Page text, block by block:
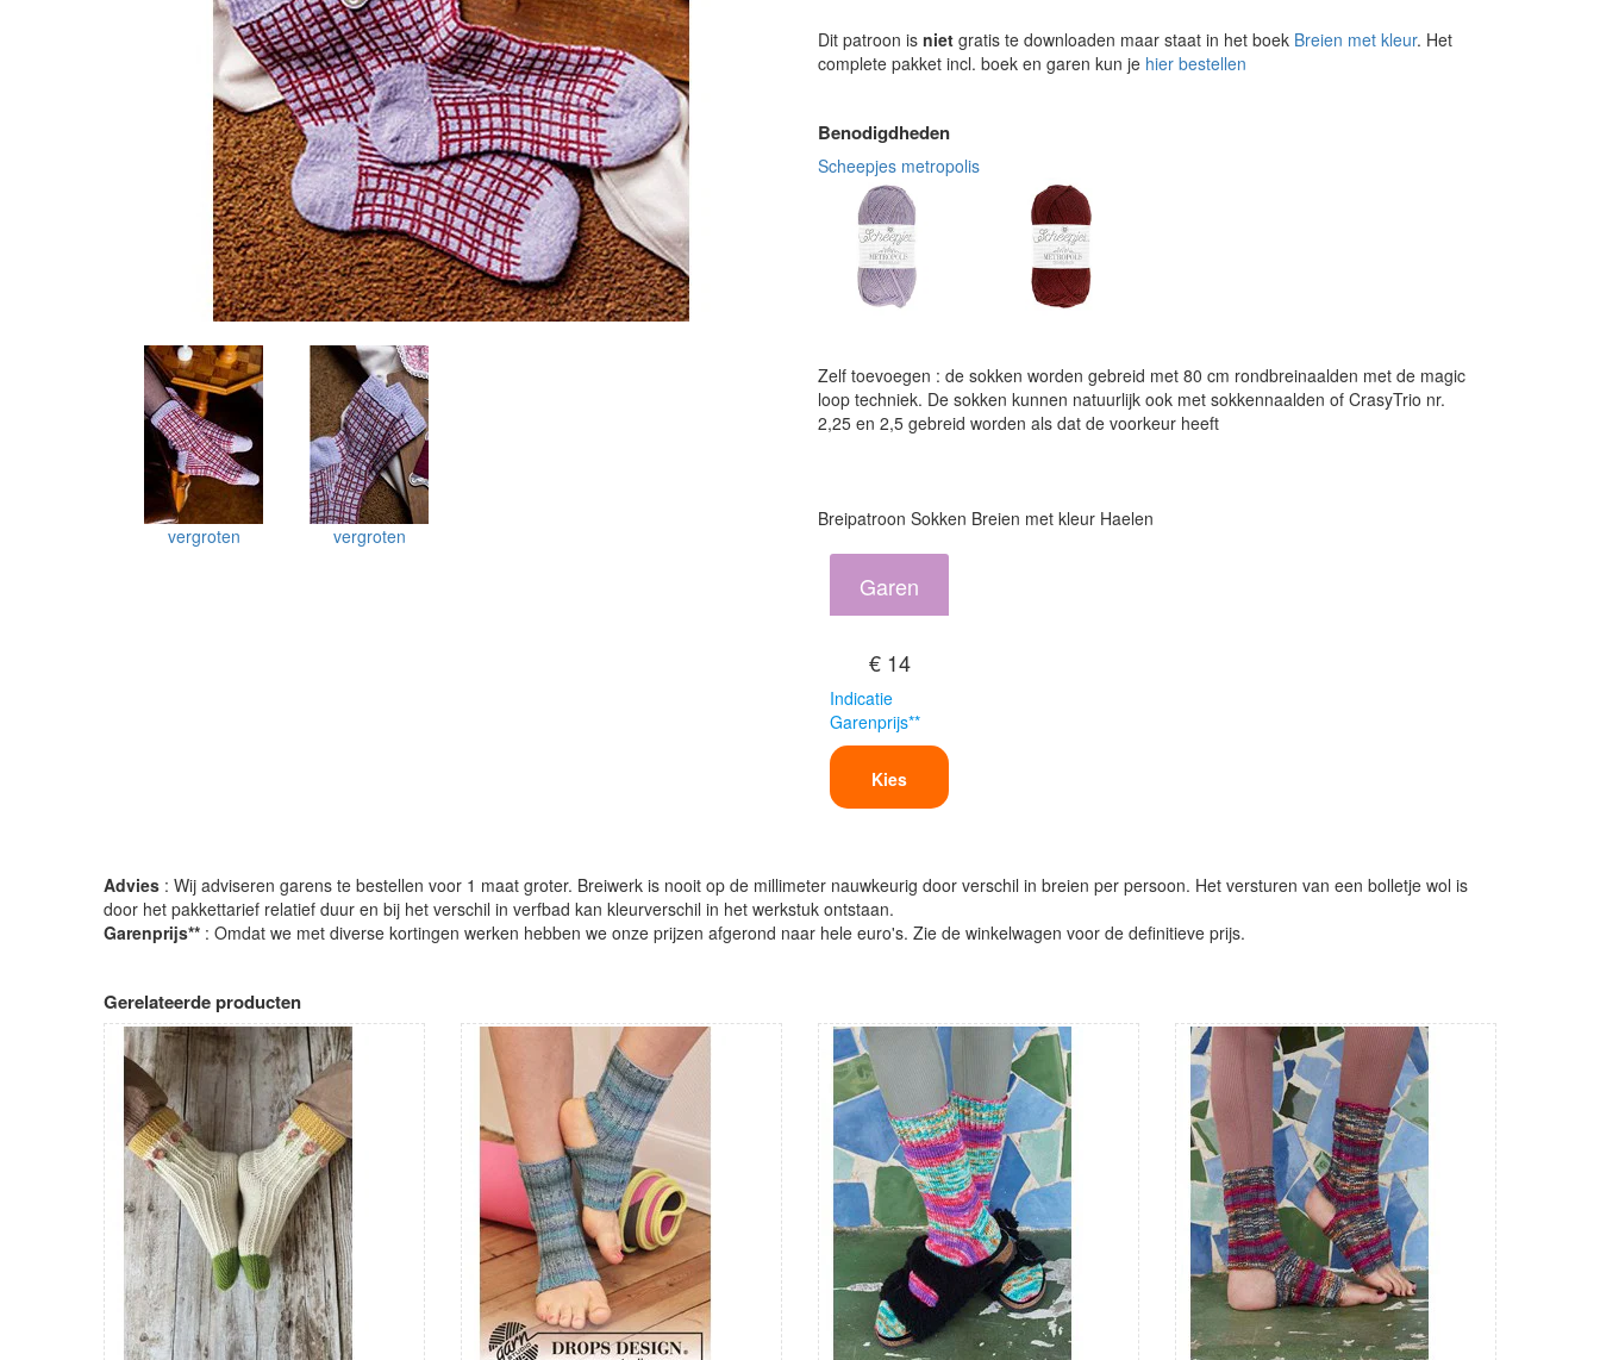
vergroten vergroten
Dit patroon is niet gratis te downloaden maar staat in het boek Breien met kleur. Het
complete pakket incl. boek en garen kun je hier bestellen
Benodigdheden
Scheepjes metropolis
Zelf toevoegen : de sokken worden gebreid met 80 cm rondbreinaalden met de magic
loop techniek. De sokken kunnen natuurlijk ook met sokkennaalden of CrasyTrio nr.
2,25 en 2,5 gebreid worden als dat de voorkeur heeft
Breipatroon Sokken Breien met kleur Haelen
Garen
€ 14
Indicatie
Garenprijs**
Kies
Advies : Wij adviseren garens te bestellen voor 1 maat groter. Breiwerk is nooit op de millimeter nauwkeurig door verschil in breien per persoon. Het versturen van een bolletje wol is
door het pakkettarief relatief duur en bij het verschil in verfbad kan kleurverschil in het werkstuk ontstaan.
Garenprijs** : Omdat we met diverse kortingen werken hebben we onze prijzen afgerond naar hele euro's. Zie de winkelwagen voor de definitieve prijs.
Gerelateerde producten